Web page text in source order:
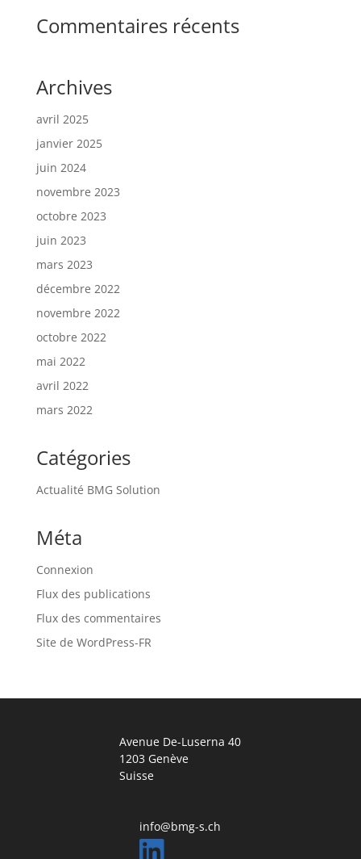
Commentaires récents
Archives
avril 2025
janvier 2025
juin 2024
novembre 2023
octobre 2023
juin 2023
mars 2023
décembre 2022
novembre 2022
octobre 2022
mai 2022
avril 2022
mars 2022
Catégories
Actualité BMG Solution
Méta
Connexion
Flux des publications
Flux des commentaires
Site de WordPress-FR
Avenue De-Luserna 40
1203 Genève
Suisse
info@bmg-s.ch